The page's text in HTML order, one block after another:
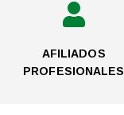

AFILIADOS
PROFESIONALES